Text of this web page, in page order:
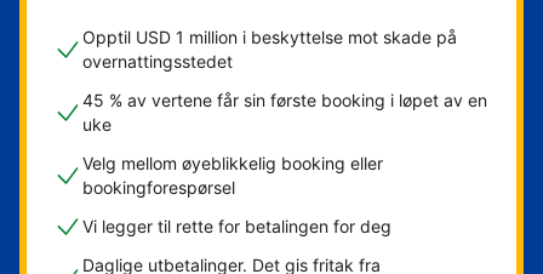
Opptil USD 1 million i beskyttelse mot skade på
overnattingsstedet
45 % av vertene får sin første booking i løpet av en
uke
Velg mellom øyeblikkelig booking eller
bookingforespørsel
Vi legger til rette for betalingen for deg
Daglige utbetalinger. Det gis fritak fra